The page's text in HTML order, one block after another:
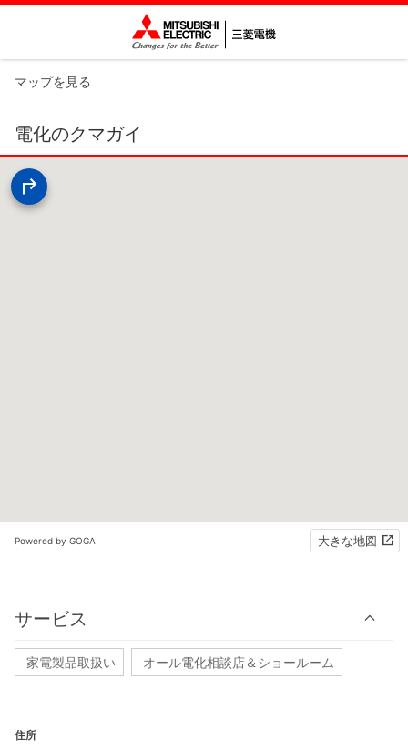
マップを見る
電化のクマガイ
Powered by GOGA 大きな地図
サービス
家電製品取扱い オール電化相談店＆ショールーム
住所